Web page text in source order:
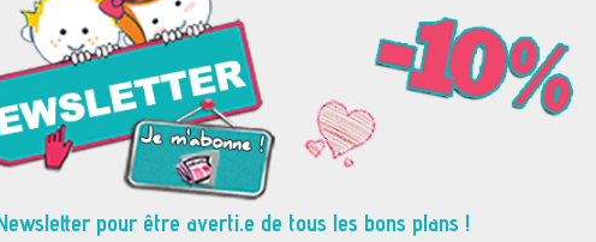
pour être averti.e de tous les bons plans !